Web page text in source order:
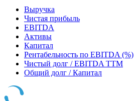
Выручка
Чистая прибыль
EBITDA
Активы
Капитал
Рентабельность по EBITDA (%)
Чистый долг / EBITDA TTM
Общий долг / Капитал